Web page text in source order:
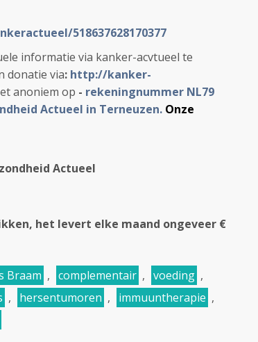
518637628170377
informatie via kanker-acvtueel te
donatie via: http://kanker-
anoniem op - rekeningnummer NL79
Actueel in Terneuzen. Onze
Actueel
het levert elke maand ongeveer €
Braam , complementair , voeding ,
, hersentumoren , immuuntherapie ,